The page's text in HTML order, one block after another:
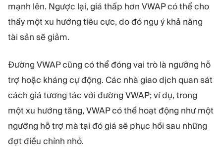
mạnh lên. Ngược lại, giá thấp hơn VWAP có thể cho
thấy một xu hướng tiêu cực, do đó ngụ ý khả năng
tài sản sẽ giảm.
Đường VWAP cũng có thể đóng vai trò là ngưỡng hỗ
trợ hoặc kháng cự động. Các nhà giao dịch quan sát
cách giá tương tác với đường VWAP; ví dụ, trong
một xu hướng tăng, VWAP có thể hoạt động như một
ngưỡng hỗ trợ mà tại đó giá sẽ phục hồi sau những
đợt điều chỉnh nhỏ.